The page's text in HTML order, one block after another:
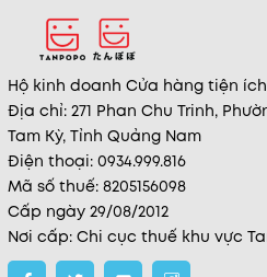
Hộ kinh doanh Cửa hàng tiện
Địa chỉ: 271 Phan Chu Trinh,
Tam Kỳ, Tỉnh Quảng Nam
Điện thoại: 0934.999.816
Mã số thuế: 8205156098
Cấp ngày 29/08/2012
Nơi cấp: Chi cục thuế khu vực